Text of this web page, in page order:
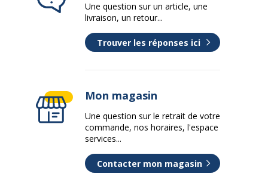
Une question sur un article, une
livraison, un retour...
Trouver les réponses ici
Mon magasin
Une question sur le retrait de votre
commande, nos horaires, l'espace
services...
Contacter mon magasin